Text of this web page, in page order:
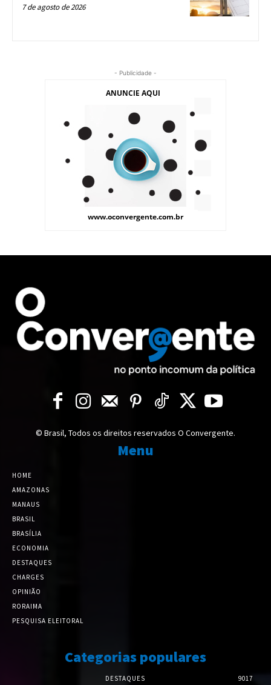
7 de agosto de 2026
- Publicidade -
© Brasil, Todos os direitos reservados O Convergente.
Menu
HOME
AMAZONAS
MANAUS
BRASIL
BRASÍLIA
ECONOMIA
DESTAQUES
CHARGES
OPINIÃO
RORAIMA
PESQUISA ELEITORAL
Categorias populares
DESTAQUES 9017